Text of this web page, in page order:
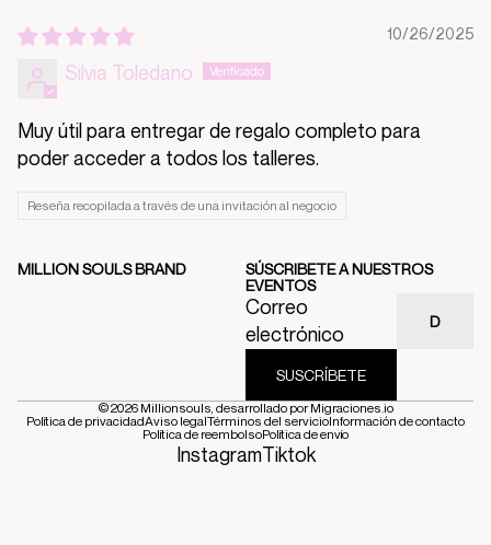
10/26/2025
Silvia Toledano
Muy útil para entregar de regalo completo para
poder acceder a todos los talleres.
Reseña recopilada a través de una invitación al negocio
MILLION SOULS BRAND
SÚSCRIBETE A NUESTROS
EVENTOS
Correo
electrónico
SUSCRÍBETE
© 2026 Millionsouls, desarrollado porMigraciones.io
Política de privacidadAviso legalTérminos del servicioInformación de contacto
Política de reembolsoPolítica de envío
InstagramTiktok